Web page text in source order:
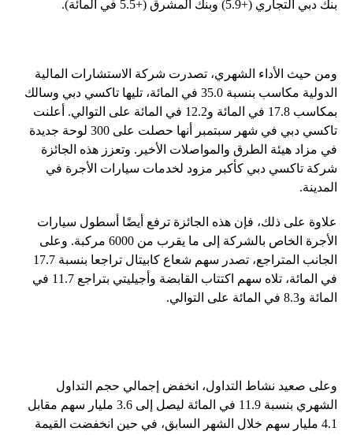
بنك دبي التجاري (+5.9) وبنك المشرق (+5.5 في المائة).
ومن حيث الأداء الشهري، تصدرت شركة الاستشارات المالية
الدولية مكاسب بنسبة 35.0 في المائة، تليها تاكسي دبي وسالك
بمكاسب 17.8 في المائة و12.2 في المائة على التوالي. أعلنت
تاكسي دبي في شهر سبتمبر أنها حصلت على 300 لوحة جديدة
في مزاد هيئة الطرق والمواصلات الأخير. وتعزز هذه الجائزة
شركة تاكسي دبي كأكبر مزود لخدمات سيارات الأجرة في
المدينة.
علاوة على ذلك، فإن هذه الجائزة ترفع أيضًا أسطول سيارات
الأجرة الخاص بالشركة إلى ما يقرب من 6000 مركبة. وعلى
الجانب المتراجع، تصدر سهم شعاع كابيتال تراجعا بنسبة 17.7
في المائة، تلاه سهم اكتتاب القابضة وأجيليتي بتراجع 11.7 في
المائة و8.3 في المائة على التوالي.
وعلى صعيد نشاط التداول، انخفض إجمالي حجم التداول
الشهري بنسبة 11.9 في المائة ليصل إلى 3.6 مليار سهم مقابل
4.1 مليار سهم خلال الشهر السابق، في حين انخفضت القيمة